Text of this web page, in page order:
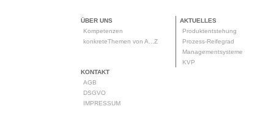
ÜBER UNS
Kompetenzen
konkreteThemen von A...Z
AKTUELLES
Produktentstehung
Prozess-Reifegrad
Managementsysteme
KVP
KONTAKT
AGB
DSGVO
IMPRESSUM